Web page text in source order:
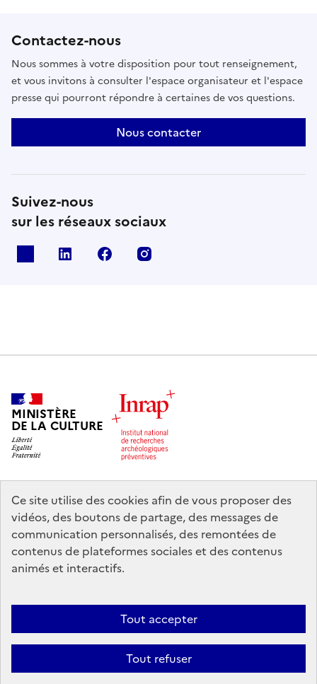
Ce site utilise des cookies afin de vous proposer des
vidéos, des boutons de partage, des messages de
communication personnalisés, des remontées de
contenus de plateformes sociales et des contenus
animés et interactifs.
Tout accepter
Tout refuser
Contactez-nous
Nous sommes à votre disposition pour tout renseignement,
et vous invitons à consulter l'espace organisateur et l'espace
presse qui pourront répondre à certaines de vos questions.
Nous contacter
Suivez-nous
sur les réseaux sociaux
Linkedin Facebook
MINISTÈRE
DE LA CULTURE
legifrance.gouv.fr
info.gouv.fr
service-public.gouv.fr
data.gouv.fr
Nous contacter Mentions légales
Accessibilité : partiellement
Politique d’utilisation des témoins de connexion (cookies)
Politique générale de protection des données